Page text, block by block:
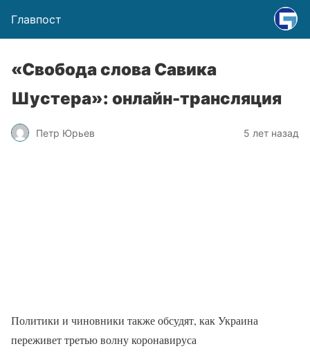
Главпост
«Свобода слова Савика
Шустера»: онлайн-трансляция
Петр Юрьев 5 лет назад
Политики и чиновники также обсудят, как Украина
переживет третью волну коронавируса